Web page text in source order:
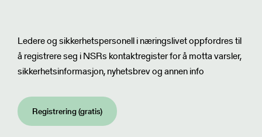
Nyhetsbrev
Ledere og sikkerhetspersonell i næringslivet oppfordres til
å registrere seg i NSRs kontaktregister for å motta varsler,
sikkerhetsinformasjon, nyhetsbrev og annen info
Registrering (gratis)